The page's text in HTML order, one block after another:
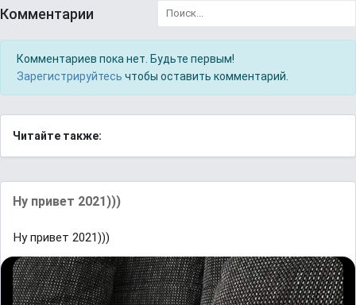
Комментарии
Комментариев пока нет. Будьте первым!
Зарегистрируйтесь чтобы оставить комментарий.
Читайте также:
Ну привет 2021)))
Ну привет 2021)))